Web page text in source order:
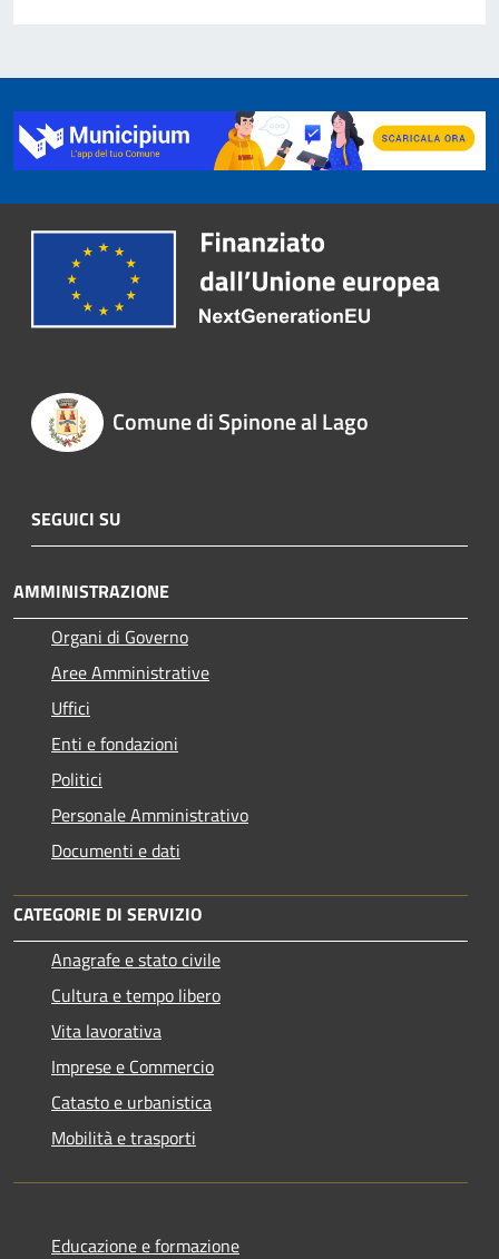
Comune di Spinone al Lago
SEGUICI SU
AMMINISTRAZIONE
Organi di Governo
Aree Amministrative
Uffici
Enti e fondazioni
Politici
Personale Amministrativo
Documenti e dati
CATEGORIE DI SERVIZIO
Anagrafe e stato civile
Cultura e tempo libero
Vita lavorativa
Imprese e Commercio
Catasto e urbanistica
Mobilità e trasporti
Educazione e formazione